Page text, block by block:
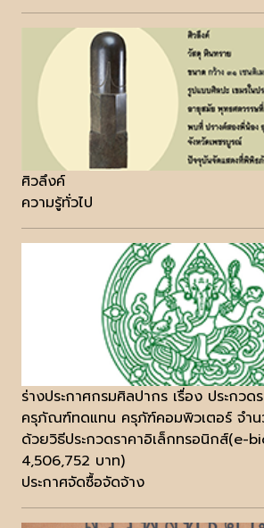
ศิวลึงค์
ความรู้ทั่วไป
ร่างประกาศกรมศิลปากร เรื่อง ประกว
ครุภัณฑ์ทดแทน ครุภัฑ์คอมพิวเตอร์ จำ
ด้วยวิธีประกวดราคาอิเล็กทรอนิกส์(e-
4,506,752 บาท)
ประกาศจัดซื้อจัดจ้าง